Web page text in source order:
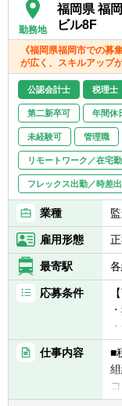
勤務地
福岡県 福
ビル8F
《福岡県福岡市での募
が広く、スキルアップ
公認会計士 税理士
第二新卒可 年間休
未経験可 管理職
リモートワーク／在宅
フレックス出勤／時差出
業種
雇用形態
最寄駅
応募条件
仕事内容
■